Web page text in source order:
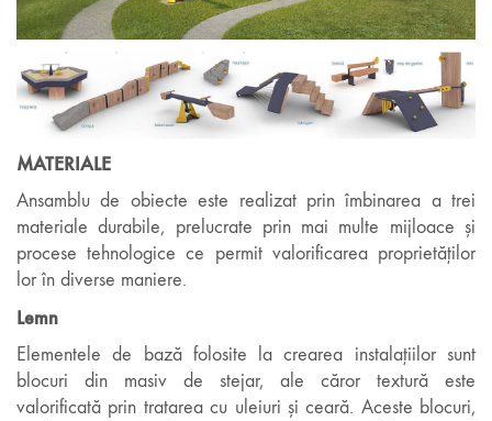
MATERIALE
Ansamblu de obiecte este realizat prin îmbinarea a trei
materiale durabile, prelucrate prin mai multe mijloace și
procese tehnologice ce permit valorificarea proprietăților
lor în diverse maniere.
Lemn
Elementele de bază folosite la crearea instalațiilor sunt
blocuri din masiv de stejar, ale căror textură este
valorificată prin tratarea cu uleiuri și ceară. Aceste blocuri,